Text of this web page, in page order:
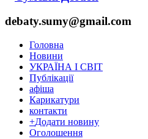
debaty.sumy@gmail.com
Головна
Новини
УКРАЇНА І СВІТ
Публікації
афіша
Карикатури
контакти
+Додати новину
Оголошення